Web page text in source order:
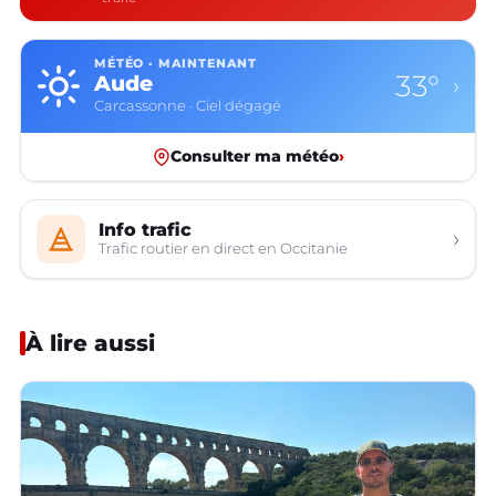
MÉTÉO · MAINTENANT
Aude
Carcassonne · Ciel dégagé
33° ›
Consulter ma météo›
Info trafic
Trafic routier en direct en Occitanie ›
À lire aussi